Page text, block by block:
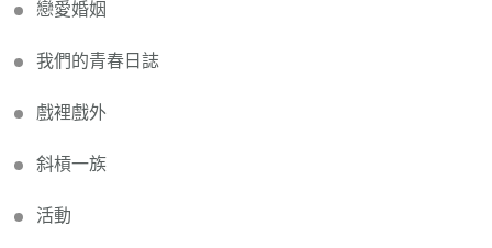
戀愛婚姻
我們的青春日誌
戲裡戲外
斜槓一族
活動